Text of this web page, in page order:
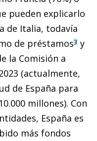
pueden explicarlo
de Italia, todavía
de préstamos3 y
la Comisión a
(actualmente,
de España para
millones). Con
España es
más fondos